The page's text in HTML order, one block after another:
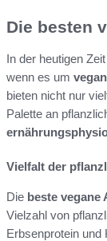
Die besten
In der heutigen
wenn es um
bieten nicht nur
Palette an
Vielfalt der
Die beste vegane
Vielzahl von
Erbsenprotein und